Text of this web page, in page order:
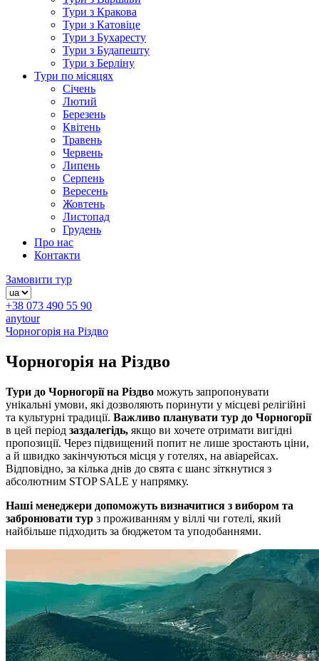
Тури з Кракова
Тури з Катовіце
Тури з Бухаресту
Тури з Будапешту
Тури з Берліну
Тури по місяцях
Січень
Лютий
Березень
Квітень
Травень
Червень
Липень
Серпень
Вересень
Жовтень
Листопад
Грудень
Про нас
Контакти
Замовити тур
+38 073 490 55 90
anytour
Чорногорія на Різдво
Чорногорія на Різдво
Тури до Чорногорії на Різдво можуть запропонувати
унікальні умови, які дозволяють поринути у місцеві релігійні
та культурні традиції. Важливо планувати тур до Чорногорії
в цей період заздалегідь, якщо ви хочете отримати вигідні
пропозиції. Через підвищений попит не лише зростають ціни,
а й швидко закінчуються місця у готелях, на авіарейсах.
Відповідно, за кілька днів до свята є шанс зіткнутися з
абсолютним STOP SALE у напрямку.
Наші менеджери допоможуть визначитися з вибором та
забронювати тур з проживанням у віллі чи готелі, який
найбільше підходить за бюджетом та уподобаннями.